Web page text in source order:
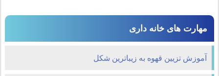
مهارت های خانه داری
آموزش تزیین قهوه به زیباترین شکل